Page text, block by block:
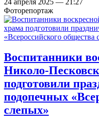
Фоторепортаж
Воспитанники
Николо-
подготовили
подопечных
слепых»